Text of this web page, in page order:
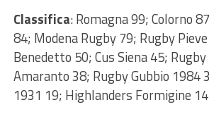
Classifica: Romagna 99; Colorno
84; Modena Rugby 79; Rugby
Benedetto 50; Cus Siena 45; Rugby
Amaranto 38; Rugby Gubbio 1984
1931 19; Highlanders Formigine 14